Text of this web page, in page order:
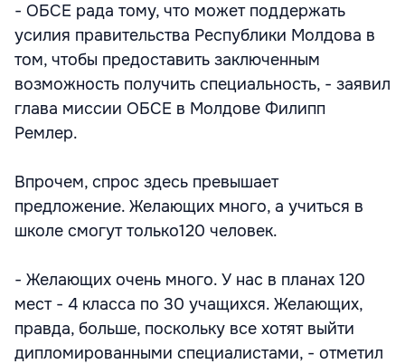
- ОБСЕ рада тому, что может поддержать
усилия правительства Республики Молдова в
том, чтобы предоставить заключенным
возможность получить специальность, - заявил
глава миссии ОБСЕ в Молдове Филипп
Ремлер.
Впрочем, спрос здесь превышает
предложение. Желающих много, а учиться в
школе смогут только120 человек.
- Желающих очень много. У нас в планах 120
мест - 4 класса по 30 учащихся. Желающих,
правда, больше, поскольку все хотят выйти
дипломированными специалистами, - отметил